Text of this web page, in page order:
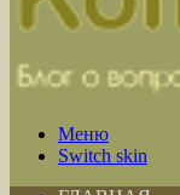
Меню
Switch skin